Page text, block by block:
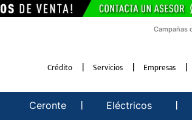
Campañas
Crédito Servicios Empresas
Ceronte Eléctricos